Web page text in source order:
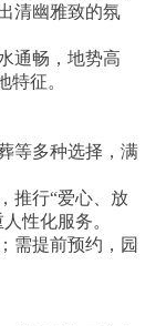
清幽雅致的氛
通畅，地势高
特征。
等多种选择，满
推行“爱心、放
性化服务。
需提前预约，园